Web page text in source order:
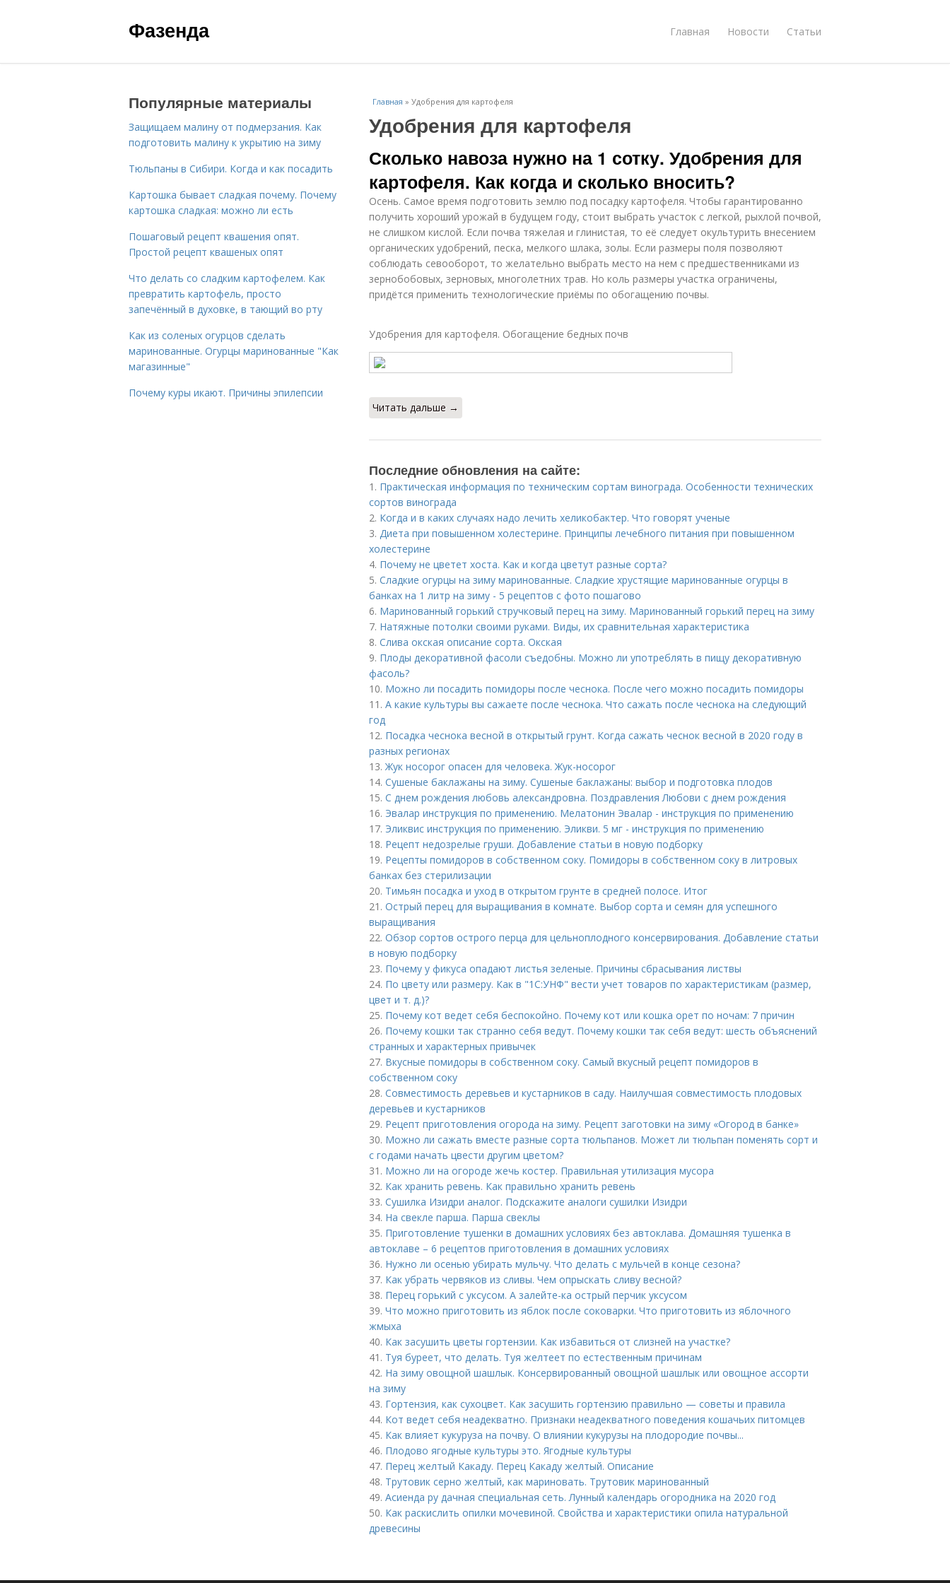
Фазенда Главная Новости Статьи
Главная » Удобрения для картофеля
Удобрения для картофеля
Сколько навоза нужно на 1 сотку. Удобрения для
картофеля. Как когда и сколько вносить?
Осень. Самое время подготовить землю под посадку картофеля. Чтобы гарантированно
получить хороший урожай в будущем году, стоит выбрать участок с легкой, рыхлой почвой,
не слишком кислой. Если почва тяжелая и глинистая, то её следует окультурить внесением
органических удобрений, песка, мелкого шлака, золы. Если размеры поля позволяют
соблюдать севооборот, то желательно выбрать место на нем с предшественниками из
зернобобовых, зерновых, многолетних трав. Но коль размеры участка ограничены,
придётся применить технологические приёмы по обогащению почвы.
Удобрения для картофеля. Обогащение бедных почв
Читать дальше →
Последние обновления на сайте:
1. Практическая информация по техническим сортам винограда. Особенности технических
сортов винограда
2. Когда и в каких случаях надо лечить хеликобактер. Что говорят ученые
3. Диета при повышенном холестерине. Принципы лечебного питания при повышенном
холестерине
4. Почему не цветет хоста. Как и когда цветут разные сорта?
5. Сладкие огурцы на зиму маринованные. Сладкие хрустящие маринованные огурцы в
банках на 1 литр на зиму - 5 рецептов с фото пошагово
6. Маринованный горький стручковый перец на зиму. Маринованный горький перец на зиму
7. Натяжные потолки своими руками. Виды, их сравнительная характеристика
8. Слива окская описание сорта. Окская
9. Плоды декоративной фасоли съедобны. Можно ли употреблять в пищу декоративную
фасоль?
10. Можно ли посадить помидоры после чеснока. После чего можно посадить помидоры
11. А какие культуры вы сажаете после чеснока. Что сажать после чеснока на следующий
год
12. Посадка чеснока весной в открытый грунт. Когда сажать чеснок весной в 2020 году в
разных регионах
13.Жук носорог опасен для человека. Жук-носорог
14. Сушеные баклажаны на зиму. Сушеные баклажаны: выбор и подготовка плодов
15. С днем рождения любовь александровна. Поздравления Любови с днем рождения
16. Эвалар инструкция по применению. Мелатонин Эвалар - инструкция по применению
17. Эликвис инструкция по применению. Эликви. 5 мг - инструкция по применению
18. Рецепт недозрелые груши. Добавление статьи в новую подборку
19. Рецепты помидоров в собственном соку. Помидоры в собственном соку в литровых
банках без стерилизации
20. Тимьян посадка и уход в открытом грунте в средней полосе. Итог
21. Острый перец для выращивания в комнате. Выбор сорта и семян для успешного
выращивания
22. Обзор сортов острого перца для цельноплодного консервирования. Добавление статьи
в новую подборку
23. Почему у фикуса опадают листья зеленые. Причины сбрасывания листвы
24. По цвету или размеру. Как в "1С:УНФ" вести учет товаров по характеристикам (размер,
цвет и т. д.)?
25. Почему кот ведет себя беспокойно. Почему кот или кошка орет по ночам: 7 причин
26. Почему кошки так странно себя ведут. Почему кошки так себя ведут: шесть объяснений
странных и характерных привычек
27. Вкусные помидоры в собственном соку. Самый вкусный рецепт помидоров в
собственном соку
28. Совместимость деревьев и кустарников в саду. Наилучшая совместимость плодовых
деревьев и кустарников
29. Рецепт приготовления огорода на зиму. Рецепт заготовки на зиму «Огород в банке»
30. Можно ли сажать вместе разные сорта тюльпанов. Может ли тюльпан поменять сорт и
с годами начать цвести другим цветом?
31. Можно ли на огороде жечь костер. Правильная утилизация мусора
32. Как хранить ревень. Как правильно хранить ревень
33. Сушилка Изидри аналог. Подскажите аналоги сушилки Изидри
34. На свекле парша. Парша свеклы
35. Приготовление тушенки в домашних условиях без автоклава. Домашняя тушенка в
автоклаве – 6 рецептов приготовления в домашних условиях
36. Нужно ли осенью убирать мульчу. Что делать с мульчей в конце сезона?
37. Как убрать червяков из сливы. Чем опрыскать сливу весной?
38. Перец горький с уксусом. А залейте-ка острый перчик уксусом
39. Что можно приготовить из яблок после соковарки. Что приготовить из яблочного
жмыха
40. Как засушить цветы гортензии. Как избавиться от слизней на участке?
41. Туя буреет, что делать. Туя желтеет по естественным причинам
42. На зиму овощной шашлык. Консервированный овощной шашлык или овощное ассорти
на зиму
43. Гортензия, как сухоцвет. Как засушить гортензию правильно — советы и правила
44. Кот ведет себя неадекватно. Признаки неадекватного поведения кошачьих питомцев
45. Как влияет кукуруза на почву. О влиянии кукурузы на плодородие почвы...
46. Плодово ягодные культуры это. Ягодные культуры
47. Перец желтый Какаду. Перец Какаду желтый. Описание
48. Трутовик серно желтый, как мариновать. Трутовик маринованный
49. Асиенда ру дачная специальная сеть. Лунный календарь огородника на 2020 год
50. Как раскислить опилки мочевиной. Свойства и характеристики опила натуральной
древесины
Популярные материалы
Защищаем малину от подмерзания. Как
подготовить малину к укрытию на зиму
Тюльпаны в Сибири. Когда и как посадить
Картошка бывает сладкая почему. Почему
картошка сладкая: можно ли есть
Пошаговый рецепт квашения опят.
Простой рецепт квашеных опят
Что делать со сладким картофелем. Как
превратить картофель, просто
запечённый в духовке, в тающий во рту
Как из соленых огурцов сделать
маринованные. Огурцы маринованные "Как
магазинные"
Почему куры икают. Причины эпилепсии